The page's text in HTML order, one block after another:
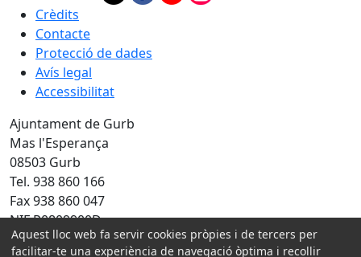
Crèdits
Contacte
Protecció de dades
Avís legal
Accessibilitat
Ajuntament de Gurb
Mas l'Esperança
08503 Gurb
Tel. 938 860 166
Fax 938 860 047
NIF P0809900D
Amb la col·laboració de:
Aquest lloc web fa servir cookies pròpies i de tercers per
facilitar-te una experiència de navegació òptima i recollir